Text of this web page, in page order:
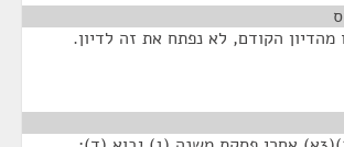
מהדיון הקודם, לא נפתח את זה לדיון.